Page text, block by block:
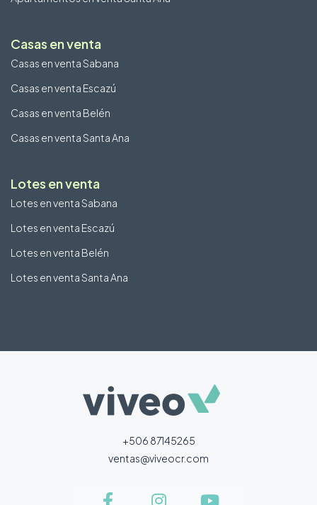
Casas en venta
Casas en venta Sabana
Casas en venta Escazú
Casas en venta Belén
Casas en venta Santa Ana
Lotes en venta
Lotes en venta Sabana
Lotes en venta Escazú
Lotes en venta Belén
Lotes en venta Santa Ana
+506 87145265
ventas@viveocr.com